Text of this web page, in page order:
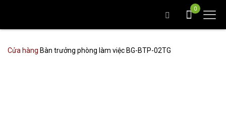
0
Cửa hàng Bàn trưởng phòng làm việc BG-BTP-02TG